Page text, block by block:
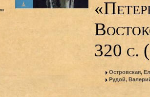
320 с.
Островская,
Рудой,